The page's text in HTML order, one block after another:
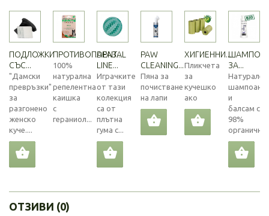
ПОДЛОЖКИ
СЪС...
"Дамски
превръзки"
за
разгонено
женско
куче....
ПРОТИВОПАРАЗ...
100%
натурална
репелентна
каишка
с
гераниол...
DENTAL
LINE...
Играчките
от тази
колекция
са от
плътна
гума с...
PAW
CLEANING...
Пяна за
почистване
на лапи
ХИГИЕННИ...
Пликчета
за
кучешко
ако
ЗА...
Натурален
шампоан
и
балсам с
98%
ОТЗИВИ (0)